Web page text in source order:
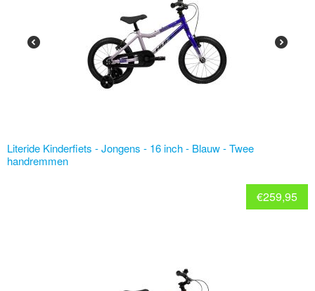
Literide Kinderfiets - Jongens - 16 inch - Blauw - Twee
handremmen
€259,95